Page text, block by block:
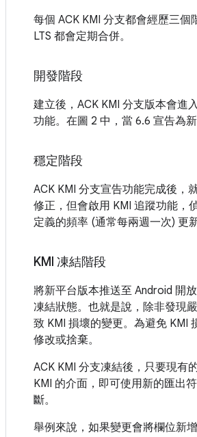
每個 ACK KMI 分支都會經歷三
LTS 都會定期合併。
開發階段
建立後，ACK KMI 分支版本會進入
功能。在圖 2 中，當 6.6 宣告為
穩定階段
ACK KMI 分支宣告功能完成後，
修正，但會啟用 KMI 追蹤功能，
定義的頻率 (通常每兩週一次) 更
KMI 凍結階段
將新平台版本推送至 Android 開
凍結狀態。也就是說，除非發現
致 KMI 損壞的變更。為避免 KMI
修改或捨棄。
ACK KMI 分支凍結後，只要現有
KMI 的介面，即可使用新的匯出
斷。
舉例來說，如果變更會將欄位新